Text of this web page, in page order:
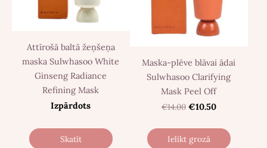
Attīrošā baltā žeņšeņa
maska Sulwhasoo White
Ginseng Radiance
Refining Mask
Izpārdots
Skatīt
Maska-plēve blāvai ādai
Sulwhasoo Clarifying
Mask Peel Off
€14.00 €10.50
Ielikt grozā